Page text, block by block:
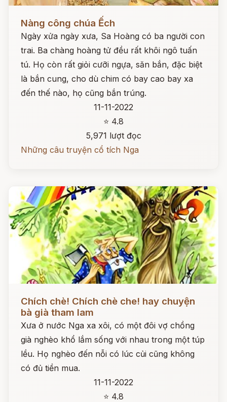
Nàng công chúa Ếch
Ngày xửa ngày xưa, Sa Hoàng có ba người con
trai. Ba chàng hoàng tử đều rất khôi ngô tuấn
tú. Họ còn rất giỏi cưỡi ngựa, săn bắn, đặc biệt
là bắn cung, cho dù chim có bay cao bay xa
đến thế nào, họ cũng bắn trúng.
11-11-2022
⭐ 4.8
5,971 lượt đọc
Những câu truyện cổ tích Nga
Chích chè! Chích chè che! hay chuyện
bà già tham lam
Xưa ở nước Nga xa xôi, có một đôi vợ chồng
già nghèo khổ lắm sống với nhau trong một túp
lều. Họ nghèo đến nỗi có lúc củi cũng không
có đủ tiền mua.
11-11-2022
⭐ 4.8